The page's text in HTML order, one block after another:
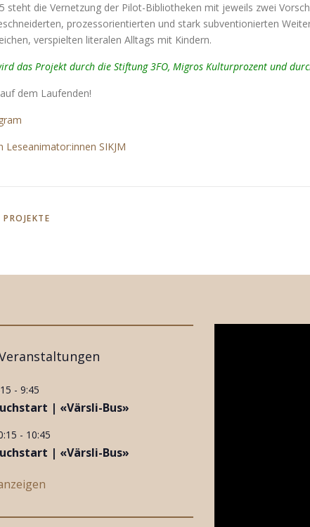
steht die Vernetzung der Pilot-Bibliotheken mit jeweils zwei
prozessorientierten und stark subventionierten
verspielten literalen Alltags mit Kindern.
das Projekt durch die Stiftung 3FO, Migros Kulturprozent und
dem Laufenden!
Leseanimator:innen SIKJM
PROJEKTE
- 9:45
| «Värsli-Bus»
- 10:45
| «Värsli-Bus»